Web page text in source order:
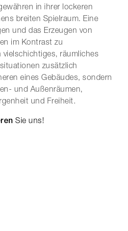
in ihrer lockeren
breiten Spielraum. Eine
und das Erzeugen von
im Kontrast zu
räumliches
zusätzlich
eines Gebäudes, sondern
und Außenräumen,
und Freiheit.
Sie uns!